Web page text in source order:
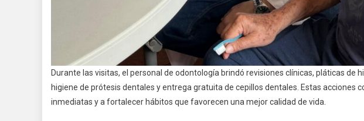
Durante las visitas, el personal de odontología brindó revisiones clínicas, pláticas de
higiene de prótesis dentales y entrega gratuita de cepillos dentales. Estas acciones
inmediatas y a fortalecer hábitos que favorecen una mejor calidad de vida.